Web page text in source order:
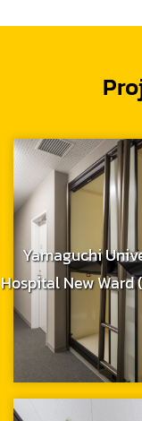
Yamaguchi
Hospital New Ward